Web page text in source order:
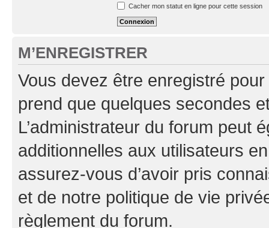
Cacher mon statut en ligne pour cette session
M’ENREGISTRER
Vous devez être enregistré
prend que quelques secondes
L’administrateur du forum peut
additionnelles aux utilisateurs
assurez-vous d’avoir pris
et de notre politique de vie
règlement du forum.